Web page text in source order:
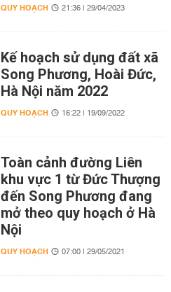
QUY HOẠCH 21:36 | 29/04/2023
Kế hoạch sử dụng đất xã
Song Phương, Hoài Đức,
Hà Nội năm 2022
QUY HOẠCH 16:22 | 19/09/2022
Toàn cảnh đường Liên
khu vực 1 từ Đức Thượng
đến Song Phương đang
mở theo quy hoạch ở Hà
Nội
QUY HOẠCH 07:00 | 29/05/2021